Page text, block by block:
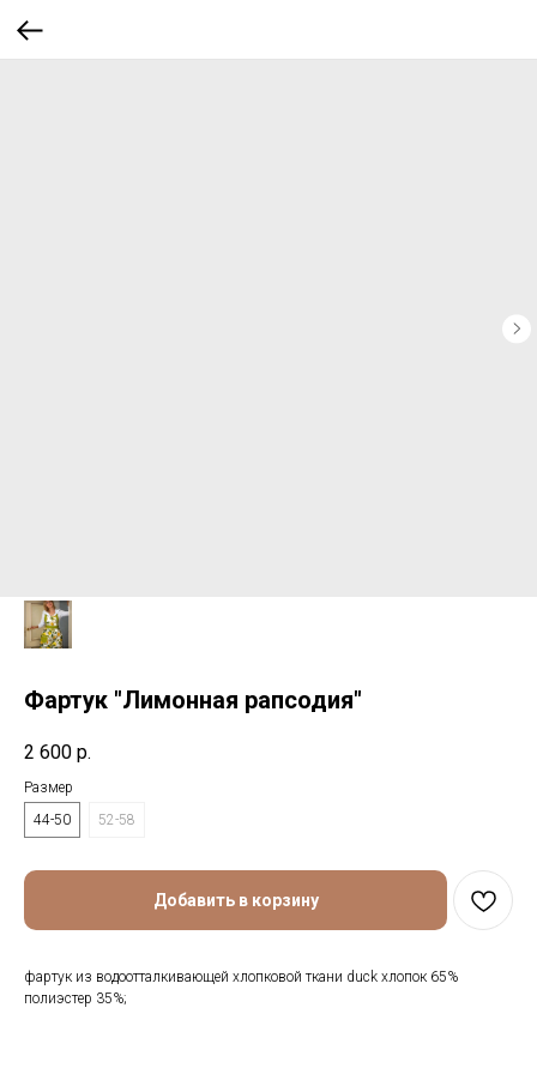
Фартук "Лимонная рапcодия"
2 600 р.
Размер
44-50
52-58
Добавить в корзину
фартук из водоотталкивающей хлопковой ткани duck хлопок 65%
полиэстер 35%;